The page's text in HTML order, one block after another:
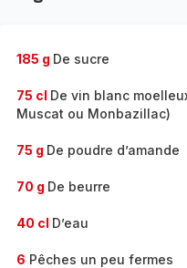
185 g De sucre
75 cl De vin blanc
Muscat ou Monbazillac)
75 g De poudre d’amande
70 g De beurre
40 cl D’eau
6 Pêches un peu fermes